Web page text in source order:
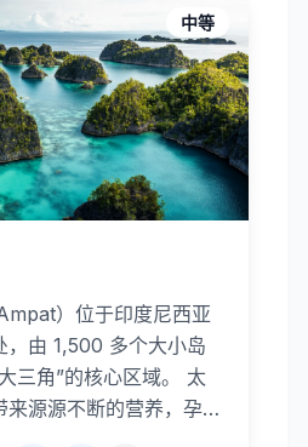
索被五彩海绵覆盖的二
。
中等
）位于印度尼西亚
，由 1,500 多个大小岛
角”的核心区域。 太
来源源不断的营养，孕